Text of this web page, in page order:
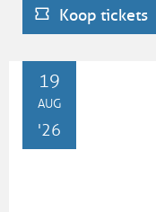
activiteit.
Koop tickets
WO19
AUG
'26